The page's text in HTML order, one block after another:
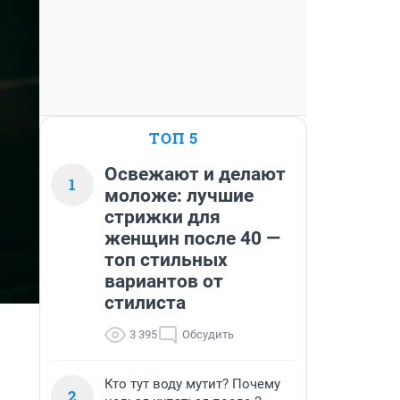
ТОП 5
1
Освежают и делают
моложе: лучшие
стрижки для
женщин после 40 —
топ стильных
вариантов от
стилиста
3 395 Обсудить
Кто тут воду мутит? Почему